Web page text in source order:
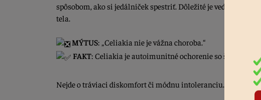
spôsobom, ako si jedálniček spestriť. Dôležité je vedome si
tela.
MÝTUS: „Celiakia nie je vážna choroba.“
FAKT: Celiakia je autoimunitné ochorenie so širokým
Nejde o tráviaci diskomfort či módnu intoleranciu.